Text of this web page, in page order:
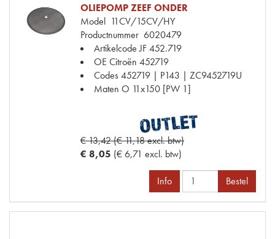
OLIEPOMP ZEEF ONDER
Model 11CV/15CV/HY
Productnummer 6020479
Artikelcode JF452.719
OE Citroën 452719
Codes452719 | P143 | ZC9452719U
Maten O 11x150 [PW 1]
€ 13,42 (€ 11,18 excl. btw)
€ 8,05 (€ 6,71 excl. btw)
Info Bestel